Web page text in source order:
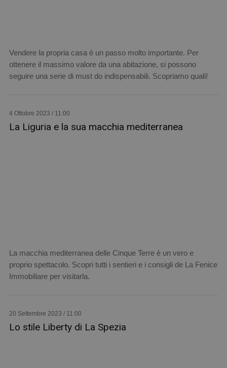
Vendere la propria casa è un passo molto importante. Per
ottenere il massimo valore da una abitazione, si possono
seguire una serie di must do indispensabili. Scopriamo quali!
4 Ottobre 2023 / 11:00
La Liguria e la sua macchia mediterranea
La macchia mediterranea delle Cinque Terre è un vero e
proprio spettacolo. Scopri tutti i sentieri e i consigli de La Fenice
Immobiliare per visitarla.
20 Settembre 2023 / 11:00
Lo stile Liberty di La Spezia